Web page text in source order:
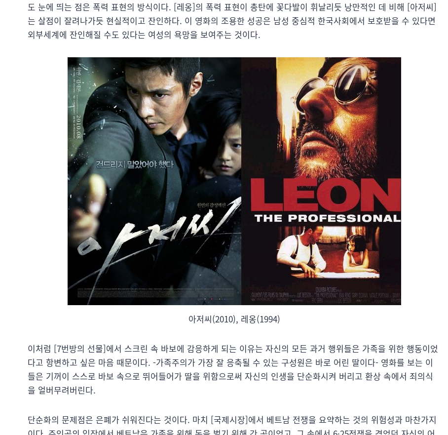
도 눈에 띄는 점은 폭력 표현의 방식이다. [레옹]의 폭력 표현이 총탄에 꽃다발이 휘날리듯 낭만적인 데 비해 [아저씨]
는 살점이 잘려나가듯 현실적이고 잔인하다. 이 영화의 조용한 성공은 남성 중심적 한국사회에서 보호받을 수 있다면
외부세계에 잔인해질 수도 있다는 여성의 욕망을 보여주는 것이다.
아저씨(2010), 레옹(1994)
이처럼 [7번방의 선물]에서 스크린 속 바보에 감응하게 되는 이유는 자신의 모든 과거 행위들은 가족을 위한 행동이었
다고 항변하고 싶은 마음 때문이다. -가족주의가 가장 잘 응축될 수 있는 구성원은 바로 어린 딸이다- 영화를 보는 이
들은 기꺼이 스스로 바보 속으로 뛰어들어가 딸을 위함으로써 자신의 인생을 단순화시켜 버리고 환상 속에서 죄의식
을 얼버무려버린다.
단순화의 문제점은 은폐가 쉬워진다는 것이다. 마치 [국제시장]에서 베트남 전쟁을 요약하는 것의 위험성과 마찬가지